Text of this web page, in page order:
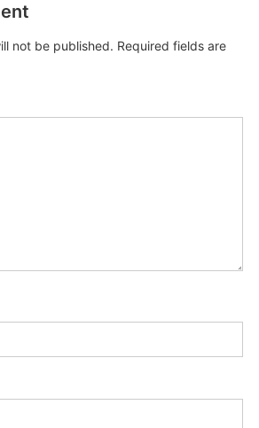
not be published. Required fields are